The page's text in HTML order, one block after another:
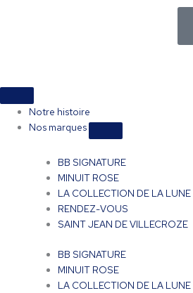
Notre histoire
Nos marques
BB SIGNATURE
MINUIT ROSE
LA COLLECTION DE LA LUNE
RENDEZ-VOUS
SAINT JEAN DE VILLECROZE
BB SIGNATURE
MINUIT ROSE
LA COLLECTION DE LA LUNE